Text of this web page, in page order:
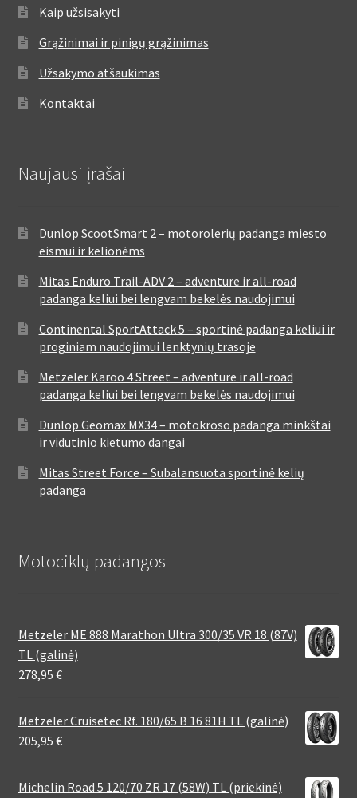
Kaip užsisakyti
Grąžinimai ir pinigų grąžinimas
Užsakymo atšaukimas
Kontaktai
Naujausi įrašai
Dunlop ScootSmart 2 – motorolerių padanga miesto
eismui ir kelionėms
Mitas Enduro Trail-ADV 2 – adventure ir all-road
padanga keliui bei lengvam bekelės naudojimui
Continental SportAttack 5 – sportinė padanga keliui ir
proginiam naudojimui lenktynių trasoje
Metzeler Karoo 4 Street – adventure ir all-road
padanga keliui bei lengvam bekelės naudojimui
Dunlop Geomax MX34 – motokroso padanga minkštai
ir vidutinio kietumo dangai
Mitas Street Force – Subalansuota sportinė kelių
padanga
Motociklų padangos
Metzeler ME 888 Marathon Ultra 300/35 VR 18 (87V)
TL (galinė)
278,95 €
Metzeler Cruisetec Rf. 180/65 B 16 81H TL (galinė)
205,95 €
Michelin Road 5 120/70 ZR 17 (58W) TL (priekinė)